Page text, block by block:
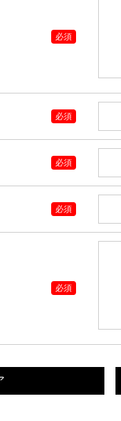
必須
必須
必須
必須
必須